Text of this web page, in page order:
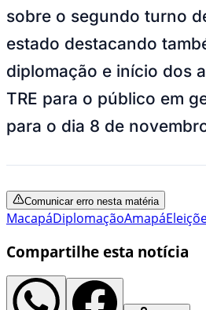
sobre o segundo turno
estado destacando
diplomação e início dos
TRE para o público em
para o dia 8 de
Comunicar erro nesta matéria
MacapáDiplomaçãoAmapá
Compartilhe esta notícia